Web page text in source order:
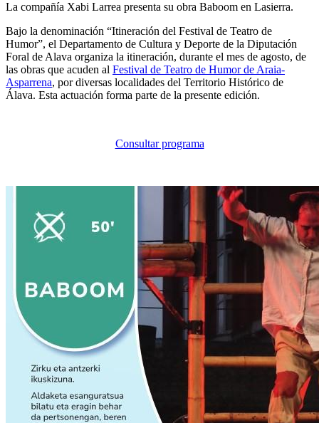
La compañía Xabi Larrea presenta su obra Baboom en Lasierra.
Bajo la denominación “Itineración del Festival de Teatro de
Humor”, el Departamento de Cultura y Deporte de la Diputación
Foral de Alava organiza la itineración, durante el mes de agosto, de
las obras que acuden al Festival de Teatro de Humor de Araia-
Asparrena, por diversas localidades del Territorio Histórico de
Álava. Esta actuación forma parte de la presente edición.
Consultar programa